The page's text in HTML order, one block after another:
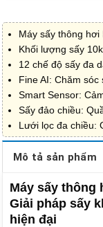
Máy sấy thông hơi
Khối lượng sấy
12 chế độ sấy đa
Fine AI: Chăm
Smart Sensor:
Sấy đảo chiều:
Lưới lọc đa chiều:
Mô tả sản phẩm
Máy sấy thông
Giải pháp sấy
hiện đại